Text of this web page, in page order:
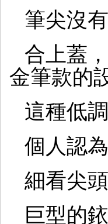
筆尖沒
合上蓋
金筆款的
這種低
個人認
細看尖
巨型的銥